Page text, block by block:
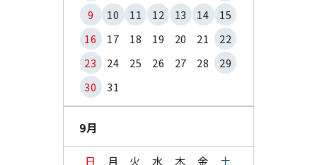
9
10 11 12 13 14
15
16
17 18 19 20 21
22
23
24 25 26 27 28
29
30
31
9月
日 月 火 水 木 金 土